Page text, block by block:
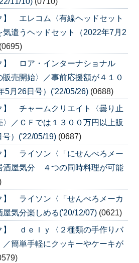
】 エレコム〈有線ヘッドセット
気遣うヘッドセット（2022年7月2
(0695)
】 ロア・インターナショナル
販売開始〉／事前応援額が４１０
5月26日号）('22/05/26) (0688)
】 チャームクリエイト〈曇り止
／ＣＦでは１３００万円以上販
）('22/05/19) (0687)
】 ライソン〈「にせんべろメー
酒屋気分 ４つの同時料理が可能
】 ライソン〈「せんべろメーカ
屋気分楽しめる('20/12/07) (0621)
】 ｄｅｌｙ〈２種類の手作りバ
／簡単手軽にクッキーやケーキが